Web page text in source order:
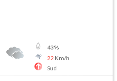
43%
22 Km/h
Sud